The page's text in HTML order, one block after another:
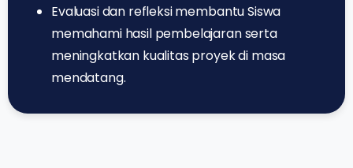
Evaluasi dan refleksi membantu Siswa
memahami hasil pembelajaran serta
meningkatkan kualitas proyek di masa
mendatang.